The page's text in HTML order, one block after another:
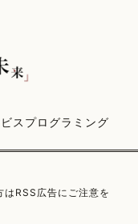
ス プログラミング
RSS広告にご注意を